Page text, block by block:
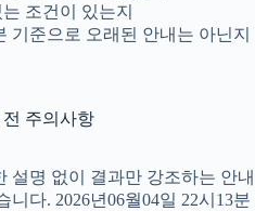
조건이 있는지
기준으로 오래된 안내는 아닌지
주의사항
설명 없이 결과만 강조하는 안내
다. 2026년06월04일 22시13분